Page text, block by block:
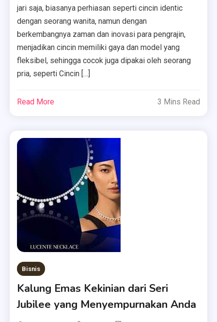
jari saja, biasanya perhiasan seperti cincin identic
dengan seorang wanita, namun dengan
berkembangnya zaman dan inovasi para pengrajin,
menjadikan cincin memiliki gaya dan model yang
fleksibel, sehingga cocok juga dipakai oleh seorang
pria, seperti Cincin […]
Read More 3 Mins Read
Bisnis
Kalung Emas Kekinian dari Seri
Jubilee yang Menyempurnakan Anda